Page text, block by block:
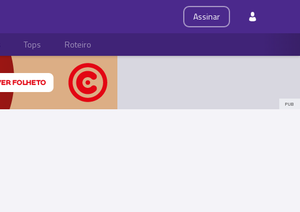
Assinar
Tops Roteiro
PUB